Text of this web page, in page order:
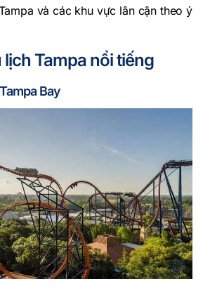
và các khu vực lân cận theo ý
Tampa nổi tiếng
Bay